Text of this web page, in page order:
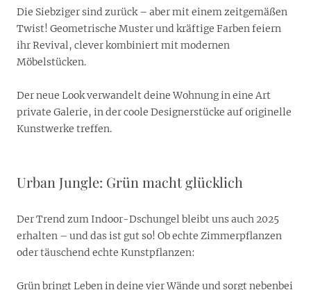
Die Siebziger sind zurück – aber mit einem zeitgemäßen
Twist! Geometrische Muster und kräftige Farben feiern
ihr Revival, clever kombiniert mit modernen
Möbelstücken.
Der neue Look verwandelt deine Wohnung in eine Art
private Galerie, in der coole Designerstücke auf originelle
Kunstwerke treffen.
Urban Jungle: Grün macht glücklich
Der Trend zum Indoor-Dschungel bleibt uns auch 2025
erhalten – und das ist gut so! Ob echte Zimmerpflanzen
oder täuschend echte Kunstpflanzen:
Grün bringt Leben in deine vier Wände und sorgt nebenbei